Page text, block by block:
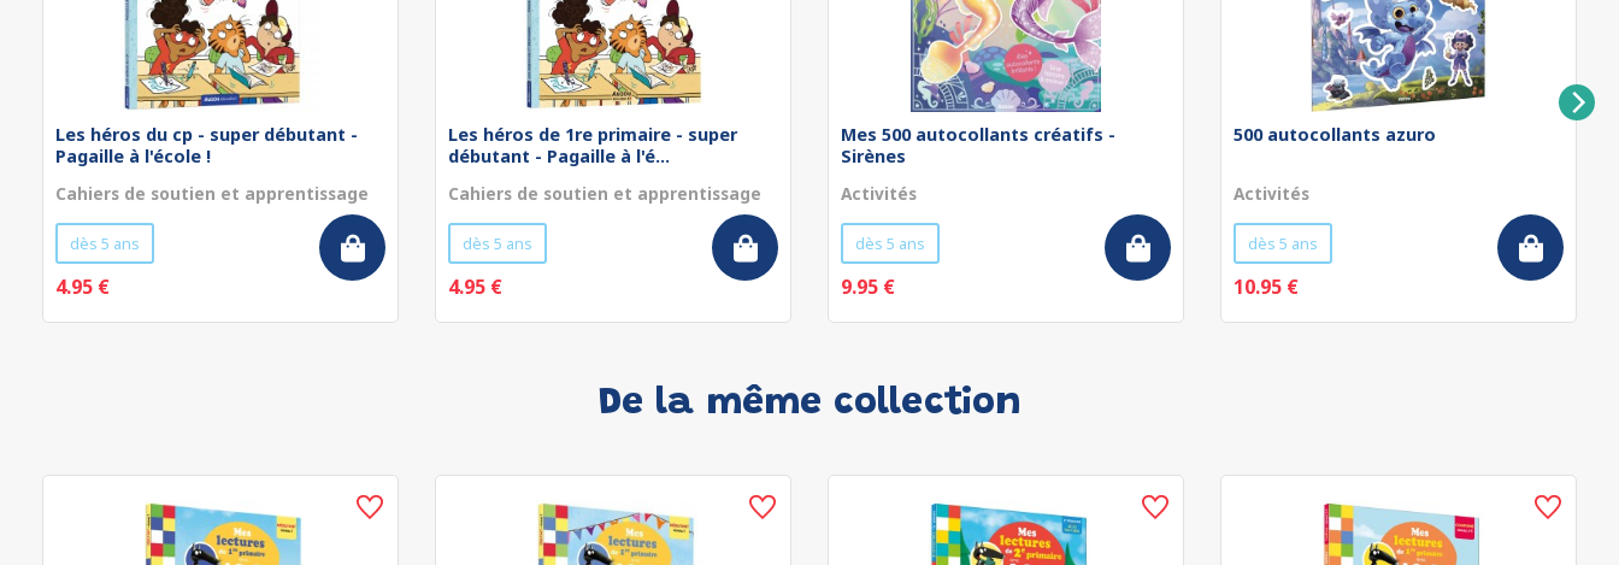
Les héros du cp - super débutant -
Pagaille à l'école !
Cahiers de soutien et apprentissage
dès 5 ans
4.95 €
Les héros de 1re primaire - super
débutant - Pagaille à l'é...
Cahiers de soutien et apprentissage
dès 5 ans
4.95 €
Mes 500 autocollants créatifs -
Sirènes
Activités
dès 5 ans
9.95 €
500 autocollants azuro
Activités
dès 5 ans
10.95 €
De la même collection